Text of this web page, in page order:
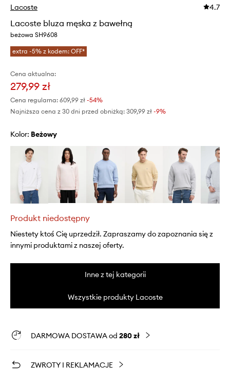
Lacoste 4.7
Lacoste bluza męska z bawełną
beżowa SH9608
extra -5% z kodem: OFF*
Cena aktualna:
279,99 zł
Cena regularna: 609,99 zł -54%
Najniższa cena z 30 dni przed obniżką: 309,99 zł -9%
Kolor: beżowy
Produkt niedostępny
Niestety ktoś Cię uprzedził. Zapraszamy do zapoznania się z
innymi produktami z naszej oferty.
Inne z tej kategorii
Wszystkie produkty Lacoste
DARMOWA DOSTAWA od 280 zł
ZWROTY I REKLAMACJE